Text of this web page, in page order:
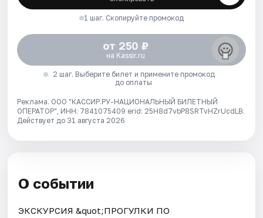
1 шаг. Скопируйте промокод
от 250 ₽
на Kassir.ru
2 шаг. Выберите билет и примените промокод
до оплаты
Реклама. ООО "КАССИР.РУ-НАЦИОНАЛЬНЫЙ БИЛЕТНЫЙ
ОПЕРАТОР", ИНН: 7841075409 erid: 25H8d7vbP8SRTvHZrUcdLB.
Действует до 31 августа 2026
О событии
ЭКСКУРСИЯ &quot;ПРОГУЛКИ ПО